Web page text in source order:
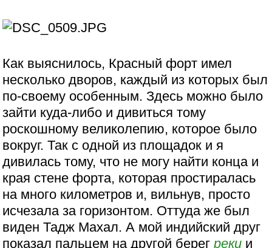
Как выяснилось, Красный форт имел
несколько дворов, каждый из которых был
по-своему особенным. Здесь можно было
зайти куда-либо и дивиться тому
роскошному великолепию, которое было
вокруг. Так с одной из площадок и я
дивилась тому, что не могу найти конца и
края стене форта, которая простиралась
на много километров и, вильнув, просто
исчезала за горизонтом. Оттуда же был
виден Тадж Махал. А мой индийский друг
показал пальцем на другой берегреки и